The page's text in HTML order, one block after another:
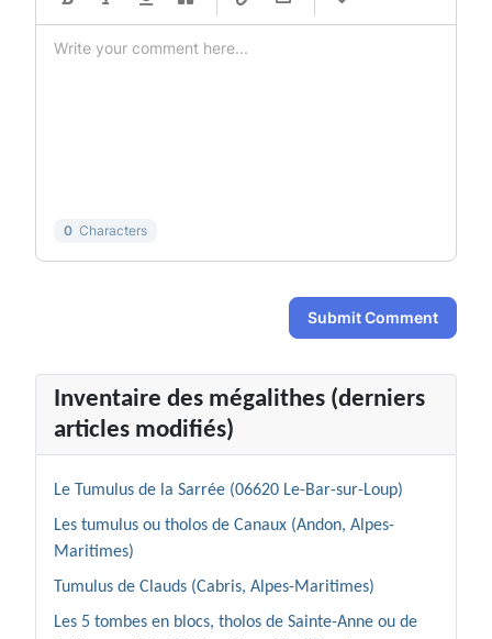
-
-
-
-
0 Characters
Submit Comment
Inventaire des mégalithes (derniers
articles modifiés)
Le Tumulus de la Sarrée (06620 Le-Bar-sur-Loup)
Les tumulus ou tholos de Canaux (Andon, Alpes-
Maritimes)
Tumulus de Clauds (Cabris, Alpes-Maritimes)
Les 5 tombes en blocs, tholos de Sainte-Anne ou de